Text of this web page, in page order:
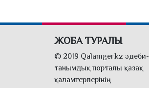
ЖОБА ТУРАЛЫ
© 2019 Qalamger.kz әдеби-
танымдық порталы қазақ
қаламгерлерінің